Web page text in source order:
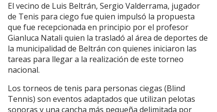
El vecino de Luis Beltrán, Sergio Valderrama, jugador
de Tenis para ciego fue quien impulsó la propuesta
que fue recepcionada en principio por el profesor
Gianluca Natali quien la trasladó al área de deportes de
la municipalidad de Beltrán con quienes iniciaron las
tareas para llegar a la realización de este torneo
nacional.
Los torneos de tenis para personas ciegas (Blind
Tennis) son eventos adaptados que utilizan pelotas
sonoras y una cancha más pequeña delimitada por